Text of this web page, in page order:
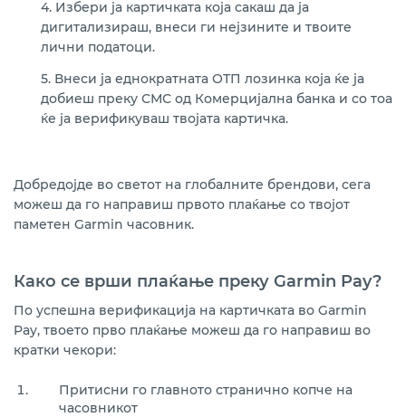
4. Избери ја картичката која сакаш да ја
дигитализираш, внеси ги нејзините и твоите
лични податоци.
5. Внеси ја еднократната ОТП лозинка која ќе ја
добиеш преку СМС од Комерцијална банка и со тоа
ќе ја верификуваш твојата картичка.
Добредојде во светот на глобалните брендови, сега
можеш да го направиш првото плаќање со твојот
паметен Garmin часовник.
Како се врши плаќање преку Garmin Pay?
По успешна верификација на картичката во Garmin
Pay, твоето прво плаќање можеш да го направиш во
кратки чекори:
Притисни го главното странично копче на
часовникот